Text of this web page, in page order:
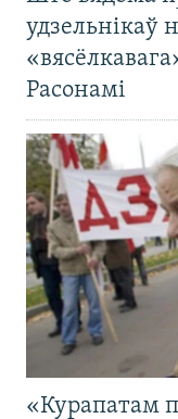
удзельнікаў
Расонамі
«Курапатам